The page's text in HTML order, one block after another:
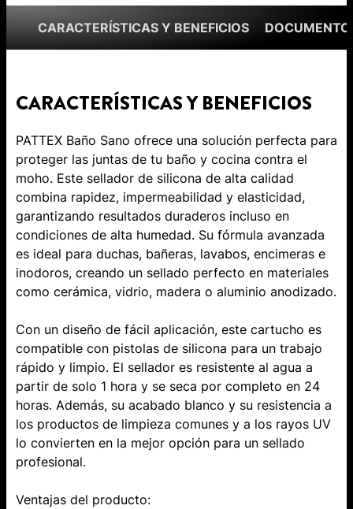
CARACTERÍSTICAS Y BENEFICIOS
CARACTERÍSTICAS Y BENEFICIOS
PATTEX Baño Sano ofrece una solución perfecta para
proteger las juntas de tu baño y cocina contra el
moho. Este sellador de silicona de alta calidad
combina rapidez, impermeabilidad y elasticidad,
garantizando resultados duraderos incluso en
condiciones de alta humedad. Su fórmula avanzada
es ideal para duchas, bañeras, lavabos, encimeras e
inodoros, creando un sellado perfecto en materiales
como cerámica, vidrio, madera o aluminio anodizado.
Con un diseño de fácil aplicación, este cartucho es
compatible con pistolas de silicona para un trabajo
rápido y limpio. El sellador es resistente al agua a
partir de solo 1 hora y se seca por completo en 24
horas. Además, su acabado blanco y su resistencia a
los productos de limpieza comunes y a los rayos UV
lo convierten en la mejor opción para un sellado
profesional.
Ventajas del producto: